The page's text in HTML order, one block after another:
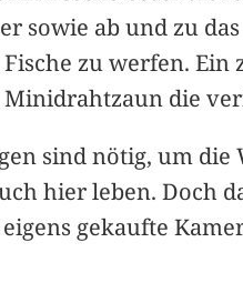
sowie ab und zu
zu werfen.
die
sind nötig, um die
hier leben. Doch
gekaufte